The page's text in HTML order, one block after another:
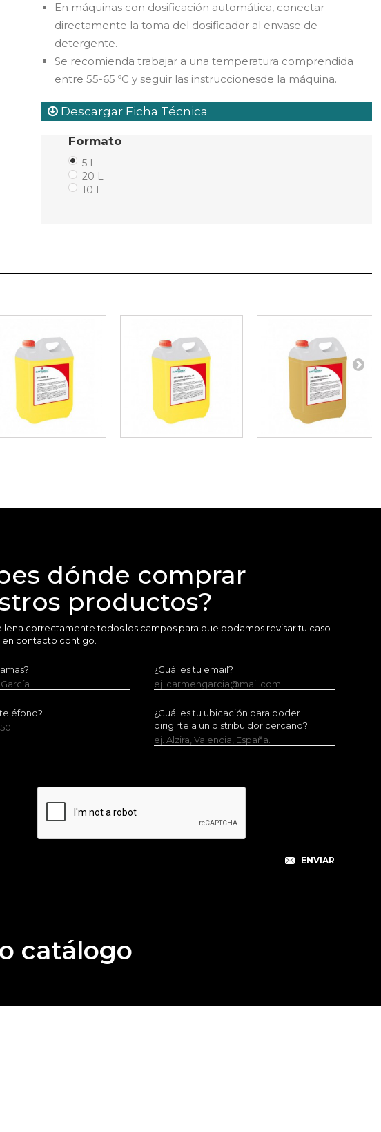
En máquinas con dosificación automática, conectar
directamente la toma del dosificador al envase de
detergente.
Se recomienda trabajar a una temperatura comprendida
entre 55-65 ºC y seguir las instruccionesde la máquina.
Descargar Ficha Técnica
Formato
5 L
20 L
10 L
dónde comprar
productos?
correctamente todos los campos para que podamos revisar tu caso
contacto contigo.
¿Cuál es tu email?
ej. carmengarcia@mail.com
¿Cuál es tu ubicación para poder
dirigirte a un distribuidor cercano?
ej. Alzira, Valencia, España.
catálogo